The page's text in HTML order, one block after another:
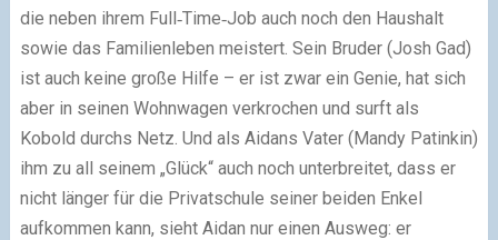
die neben ihrem Full‐Time‐Job auch noch den Haushalt
sowie das Familienleben meistert. Sein Bruder (Josh Gad)
ist auch keine große Hilfe – er ist zwar ein Genie, hat sich
aber in seinen Wohnwagen verkrochen und surft als
Kobold durchs Netz. Und als Aidans Vater (Mandy Patinkin)
ihm zu all seinem „Glück“ auch noch unterbreitet, dass er
nicht länger für die Privatschule seiner beiden Enkel
aufkommen kann, sieht Aidan nur einen Ausweg: er